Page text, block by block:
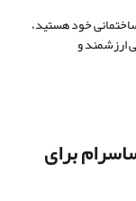
خود هستید،
ارزشمند و
برای